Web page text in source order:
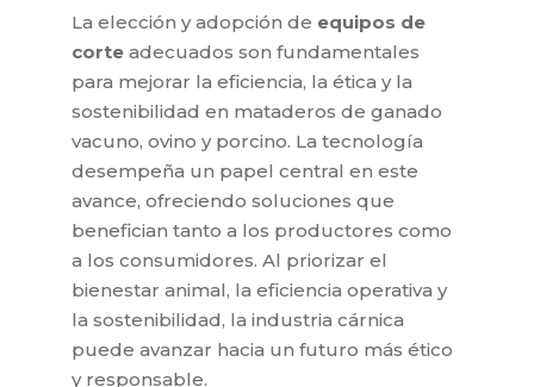
La elección y adopción de equipos de
corte adecuados son fundamentales
para mejorar la eficiencia, la ética y la
sostenibilidad en mataderos de ganado
vacuno, ovino y porcino. La tecnología
desempeña un papel central en este
avance, ofreciendo soluciones que
benefician tanto a los productores como
a los consumidores. Al priorizar el
bienestar animal, la eficiencia operativa y
la sostenibilidad, la industria cárnica
puede avanzar hacia un futuro más ético
y responsable.